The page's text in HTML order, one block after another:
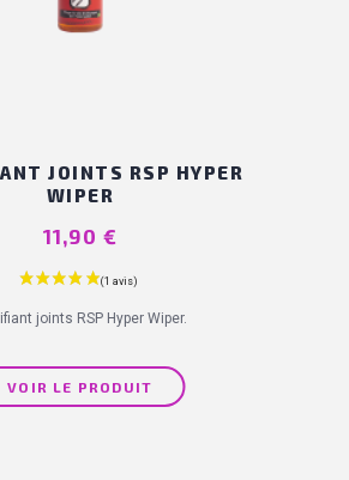
JOINTS RSP HYPER
WIPER
Prix
11,90 €
joints RSP Hyper Wiper.
VOIR LE PRODUIT